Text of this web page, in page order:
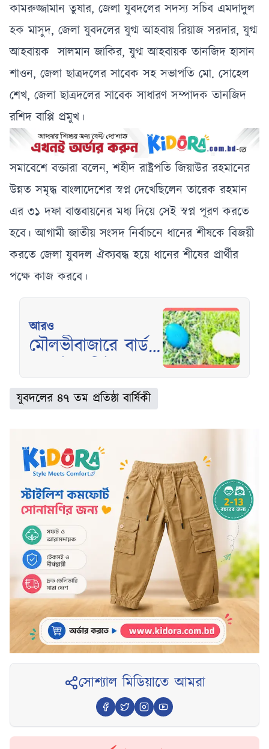
কামরুজ্জামান তুষার, জেলা যুবদলের সদস্য সচিব এমদাদুল
হক মাসুদ, জেলা যুবদলের যুগ্ম আহবায় রিয়াজ সরদার, যুগ্ম
আহবায়ক সালমান জাকির, যুগ্ম আহবায়ক তানজিদ হাসান
শাওন, জেলা ছাত্রদলের সাবেক সহ সভাপতি মো. সোহেল
শেখ, জেলা ছাত্রদলের সাবেক সাধারণ সম্পাদক তানজিদ
রশিদ বাপ্পি প্রমুখ।
সমাবেশে বক্তারা বলেন, শহীদ রাষ্ট্রপতি জিয়াউর রহমানের
উন্নত সমৃদ্ধ বাংলাদেশের স্বপ্ন দেখেছিলেন তারেক রহমান
এর ৩১ দফা বাস্তবায়নের মধ্য দিয়ে সেই স্বপ্ন পূরণ করতে
হবে। আগামী জাতীয় সংসদ নির্বাচনে ধানের শীষকে বিজয়ী
করতে জেলা যুবদল ঐক্যবদ্ধ হয়ে ধানের শীষের প্রার্থীর
পক্ষে কাজ করবে।
আরও
মৌলভীবাজারে বার্ড
উটপাখি ও এমুর
বিরল ডিম
যুবদলের ৪৭ তম প্রতিষ্ঠা বার্ষিকী
সোশ্যাল মিডিয়াতে আমরা